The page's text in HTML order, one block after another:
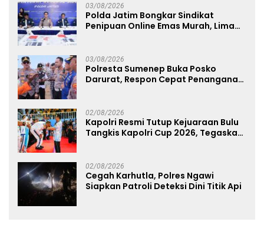
03/08/2026
Polda Jatim Bongkar Sindikat
Penipuan Online Emas Murah, Lima
03/08/2026
Polresta Sumenep Buka Posko
Darurat, Respon Cepat Penanganan
02/08/2026
Kapolri Resmi Tutup Kejuaraan Bulu
Tangkis Kapolri Cup 2026, Tegaskan
02/08/2026
Cegah Karhutla, Polres Ngawi
Siapkan Patroli Deteksi Dini Titik Api